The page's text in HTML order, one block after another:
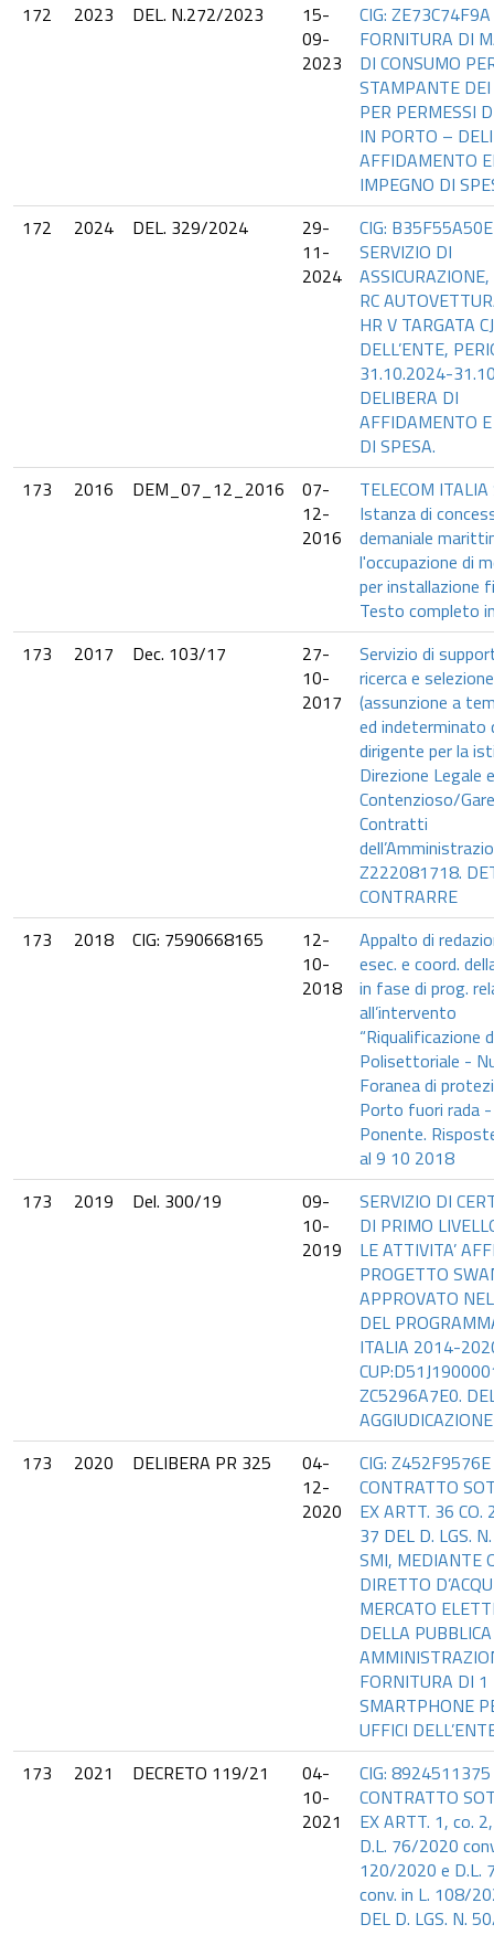
172
2023 DEL. N.272/2023
15-
09-
2023
CIG:
FORNITURA DI
DI CONSUMO
STAMPANTE
PER PERMESSI
IN PORTO –
AFFIDAMENTO
IMPEGNO DI
172
2024 DEL. 329/2024
29-
11-
2024
CIG:
SERVIZIO DI
RC
HR V TARGATA
DELL’ENTE,
31.10.2024-
DELIBERA DI
AFFIDAMENTO
DI SPESA.
173
2016 DEM_07_12_2016
07-
12-
2016
TELECOM
Istanza di
demaniale
l'occupazione di
per installazione
Testo completo
173
2017 Dec. 103/17
27-
10-
2017
Servizio di
ricerca e
(assunzione a
ed indeterminato
dirigente per la
Direzione Legale e
Contenzioso/
Contratti
Z222081718.
CONTRARRE
173
2018 CIG: 7590668165
12-
10-
2018
Appalto di
esec. e coord.
in fase di prog.
all’intervento
“Riqualificazione
Polisettoriale -
Foranea di
Porto fuori rada
Ponente.
al 9 10 2018
173
2019 Del. 300/19
09-
10-
2019
SERVIZIO DI
DI PRIMO
LE ATTIVITA’
PROGETTO
APPROVATO
DEL
ITALIA 2014-
ZC5296A7E0.
AGGIUDICAZIONE
173
2020 DELIBERA PR 325
04-
12-
2020
CIG:
CONTRATTO
EX ARTT. 36 CO.
37 DEL D. LGS.
SMI, MEDIANTE
DIRETTO
MERCATO
DELLA PUBBLICA
FORNITURA DI 1
SMARTPHONE
UFFICI
173
2021 DECRETO 119/21
04-
10-
2021
CIG:
CONTRATTO
EX ARTT. 1, co.
D.L. 76/2020
120/2020 e D.L.
conv. in L. 108/
DEL D. LGS. N.